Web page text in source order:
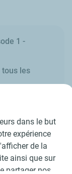
1 -
tous les
Espace presse
dans le but
expérience
de la
ainsi que sur
partager nos